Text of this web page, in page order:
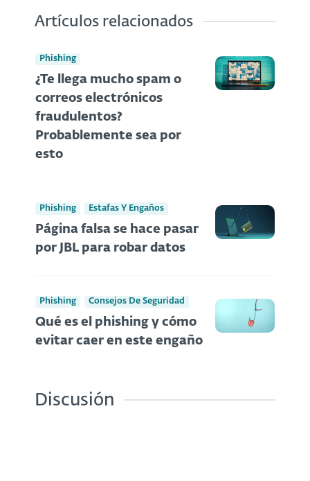
Artículos relacionados
Phishing
¿Te llega mucho spam o
correos electrónicos
fraudulentos?
Probablemente sea por
esto
Phishing Estafas Y Engaños
Página falsa se hace pasar
por JBL para robar datos
Phishing Consejos De Seguridad
Qué es el phishing y cómo
evitar caer en este engaño
Discusión